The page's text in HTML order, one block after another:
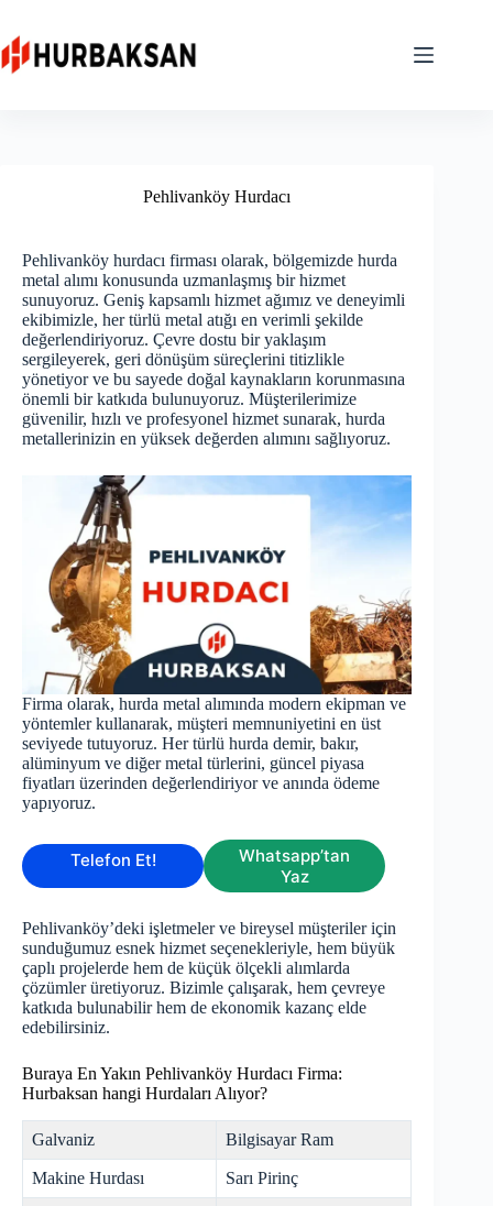
content
Pehlivanköy Hurdacı
Pehlivanköy hurdacı firması olarak, bölgemizde hurda
metal alımı konusunda uzmanlaşmış bir hizmet
sunuyoruz. Geniş kapsamlı hizmet ağımız ve deneyimli
ekibimizle, her türlü metal atığı en verimli şekilde
değerlendiriyoruz. Çevre dostu bir yaklaşım
sergileyerek, geri dönüşüm süreçlerini titizlikle
yönetiyor ve bu sayede doğal kaynakların korunmasına
önemli bir katkıda bulunuyoruz. Müşterilerimize
güvenilir, hızlı ve profesyonel hizmet sunarak, hurda
metallerinizin en yüksek değerden alımını sağlıyoruz.
Firma olarak, hurda metal alımında modern ekipman ve
yöntemler kullanarak, müşteri memnuniyetini en üst
seviyede tutuyoruz. Her türlü hurda demir, bakır,
alüminyum ve diğer metal türlerini, güncel piyasa
fiyatları üzerinden değerlendiriyor ve anında ödeme
yapıyoruz.
Telefon Et!
Whatsapp’tan
Yaz
Pehlivanköy’deki işletmeler ve bireysel müşteriler için
sunduğumuz esnek hizmet seçenekleriyle, hem büyük
çaplı projelerde hem de küçük ölçekli alımlarda
çözümler üretiyoruz. Bizimle çalışarak, hem çevreye
katkıda bulunabilir hem de ekonomik kazanç elde
edebilirsiniz.
Buraya En Yakın Pehlivanköy Hurdacı Firma:
Hurbaksan hangi Hurdaları Alıyor?
Galvaniz Bilgisayar Ram
Makine Hurdası Sarı Pirinç